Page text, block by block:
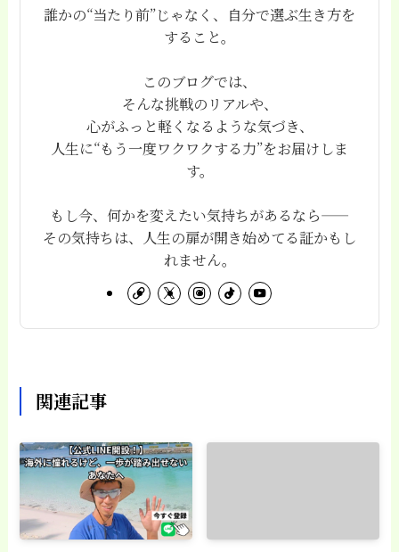
誰かの“当たり前”じゃなく、自分で選ぶ生き方を
すること。
このブログでは、
そんな挑戦のリアルや、
心がふっと軽くなるような気づき、
人生に“もう一度ワクワクする力”をお届けしま
す。
もし今、何かを変えたい気持ちがあるなら——
その気持ちは、人生の扉が開き始めてる証かもし
れません。
関連記事